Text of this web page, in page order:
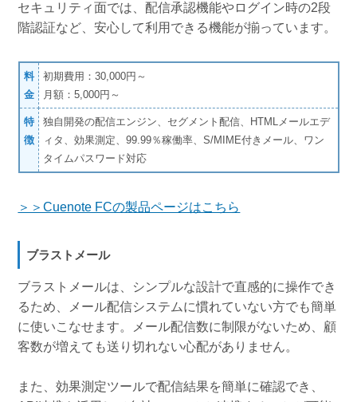
セキュリティ面では、配信承認機能やログイン時の2段
階認証など、安心して利用できる機能が揃っています。
料
金
初期費用：30,000円～
月額：5,000円～
特
徴
独自開発の配信エンジン、セグメント配信、HTMLメールエデ
ィタ、効果測定、99.99％稼働率、S/MIME付きメール、ワン
タイムパスワード対応
＞＞Cuenote FCの製品ページはこちら
ブラストメール
ブラストメールは、シンプルな設計で直感的に操作でき
るため、メール配信システムに慣れていない方でも簡単
に使いこなせます。メール配信数に制限がないため、顧
客数が増えても送り切れない心配がありません。
また、効果測定ツールで配信結果を簡単に確認でき、